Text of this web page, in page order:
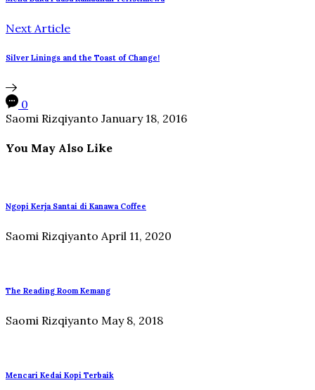
Next Article
Silver Linings and the Toast of Change!
0
Saomi Rizqiyanto January 18, 2016
You May Also Like
Ngopi Kerja Santai di Kanawa Coffee
Saomi Rizqiyanto April 11, 2020
The Reading Room Kemang
Saomi Rizqiyanto May 8, 2018
Mencari Kedai Kopi Terbaik